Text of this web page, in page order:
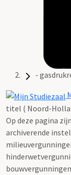
-
titel ( Noord-
Op deze pagina
archiverende